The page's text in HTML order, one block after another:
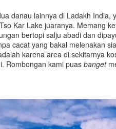
danau lainnya di Ladakh India,
Tso Kar Lake juaranya. Memang
bertopi salju abadi dan
cacat yang bakal melenakan
karena area di sekitarnya
Rombongan kami puas banget